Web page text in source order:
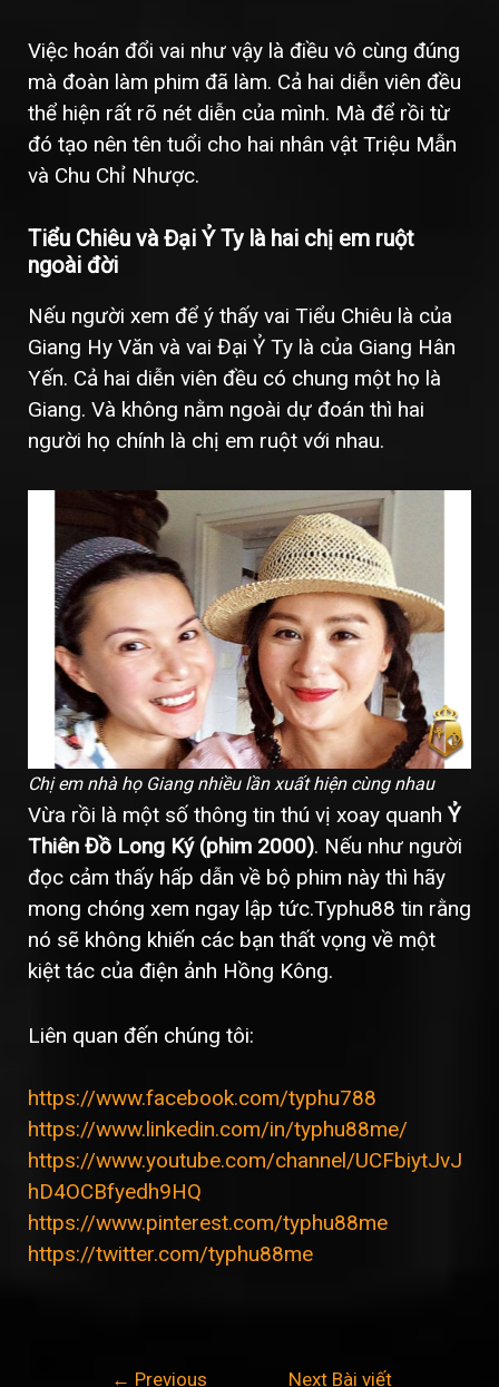
Việc hoán đổi vai như vậy là điều vô cùng đúng
mà đoàn làm phim đã làm. Cả hai diễn viên đều
thể hiện rất rõ nét diễn của mình. Mà để rồi từ
đó tạo nên tên tuổi cho hai nhân vật Triệu Mẫn
và Chu Chỉ Nhược.
Tiểu Chiêu và Đại Ỷ Ty là hai chị em ruột
ngoài đời
Nếu người xem để ý thấy vai Tiểu Chiêu là của
Giang Hy Văn và vai Đại Ỷ Ty là của Giang Hân
Yến. Cả hai diễn viên đều có chung một họ là
Giang. Và không nằm ngoài dự đoán thì hai
người họ chính là chị em ruột với nhau.
Chị em nhà họ Giang nhiều lần xuất hiện cùng nhau
Vừa rồi là một số thông tin thú vị xoay quanh Ỷ
Thiên Đồ Long Ký (phim 2000). Nếu như người
đọc cảm thấy hấp dẫn về bộ phim này thì hãy
mong chóng xem ngay lập tức.Typhu88 tin rằng
nó sẽ không khiến các bạn thất vọng về một
kiệt tác của điện ảnh Hồng Kông.
Liên quan đến chúng tôi:
https://www.facebook.com/typhu788
https://www.linkedin.com/in/typhu88me/
https://www.youtube.com/channel/UCFbiytJvJ
hD4OCBfyedh9HQ
https://www.pinterest.com/typhu88me
https://twitter.com/typhu88me
← Previous Next Bài viết